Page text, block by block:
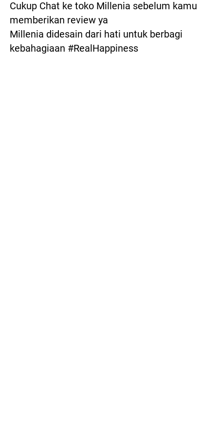
Cukup Chat ke toko Millenia sebelum kamu
memberikan review ya
Millenia didesain dari hati untuk berbagi
kebahagiaan #RealHappiness